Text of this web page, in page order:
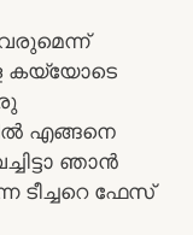
കയ്യോടെ
എങ്ങനെ
ഞാൻ
ടീച്ചറെ ഫേസ്